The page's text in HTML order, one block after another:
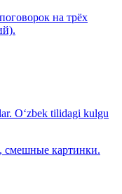
на трёх
O‘zbek tilidagi kulgu
смешные картинки.